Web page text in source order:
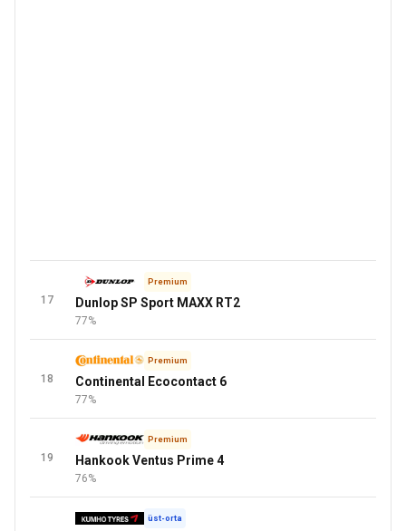
17
Premium
Dunlop SP Sport MAXX RT2
77%
18
Premium
Continental Ecocontact 6
77%
19
Premium
Hankook Ventus Prime 4
76%
üst-orta